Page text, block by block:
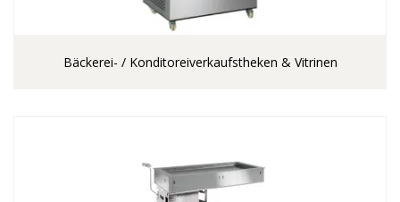
Bäckerei- / Konditoreiverkaufstheken & Vitrinen